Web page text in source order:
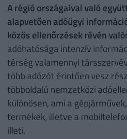
A régió országaival való
alapvetően adóügyi
közös ellenőrzések révén
adóhatósága intenzív
térség valamennyi
több adózót érintően vesz
többoldalú nemzetközi
különösen, ami a
termékek, illetve a
illeti.